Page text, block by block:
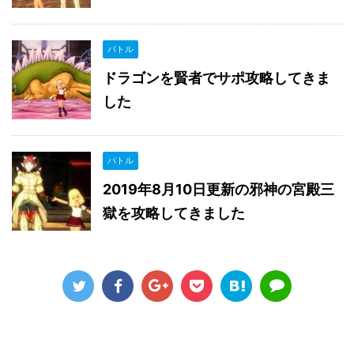
バトル
ドラゴンを賢者でサポ攻略してきま
した
バトル
2019年8月10日更新の邪神の宮殿三
獄を攻略してきました